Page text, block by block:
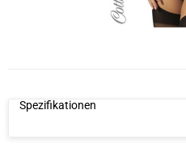
Spezifikationen